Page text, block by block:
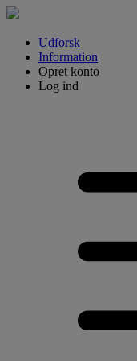
Udforsk
Information
Opret konto
Log ind